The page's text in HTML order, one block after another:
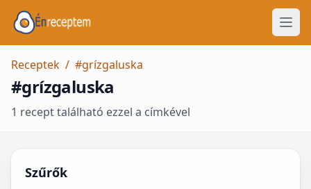
Receptek / #grízgaluska
#grízgaluska
1 recept található ezzel a címkével
Szűrők